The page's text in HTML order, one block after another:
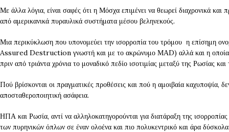
Με άλλα λόγια, είναι σαφές ότι η Μόσχα επιμένει να θεωρεί διαχρονικά
από αμερικανικά πυραυλικά συστήματα μέσου βεληνεκούς.
Μια περικύκλωση που υπονομεύει την ισορροπία του τρόμου η επίσημη
Assured Destruction γνωστή και με το ακρώνυμο ΜΑD) αλλά και η οποία
πριν από τριάντα χρόνια το μοναδικό πεδίο ισοτιμίας μεταξύ της Ρωσίας
Πού βρίσκονται οι πραγματικές προθέσεις και πού η αμοιβαία καχυποψία,
αποσταθεροποιητική ασάφεια.
ΗΠΑ και Ρωσία, αντί να αλληλοκατηγορούνται για διατάραξη της
των πυρηνικών όπλων σε έναν ολοένα και πιο πολυκεντρικό και άρα